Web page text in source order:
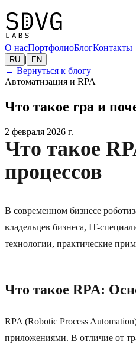
О насПортфолиоБлогКонтакты
RU | EN
← Вернуться к блогу
Автоматизация и RPA
Что такое rpa и
2 февраля 2026 г.
Что такое
процессов
В современном бизнесе
владельцев бизнеса, IT-
технологии, практические
Что такое RPA:
RPA (Robotic Process
приложениями. В отличие от